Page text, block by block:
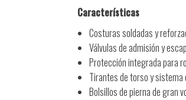
Características
Costuras soldadas y
Válvulas de admisión y
Protección integrada para
Tirantes de torso y
Bolsillos de pierna de gran